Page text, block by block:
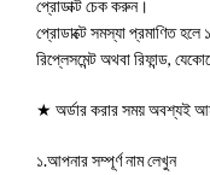
প্রোডাক্ট চেক করুন।
প্রোডাক্টে সমস্যা প্রমাণিত
রিপ্লেসমেন্ট অথবা রিফান্ড,
★ অর্ডার করার সময় অবশ্যই
১.আপনার সম্পূর্ণ নাম লেখুন